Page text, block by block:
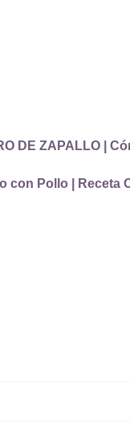
DE ZAPALLO |
con Pollo | Receta